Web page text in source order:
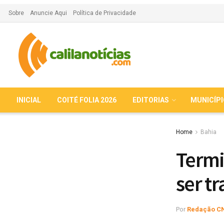
Sobre Anuncie Aqui Política de Privacidade
INICIAL COITÉ FOLIA 2026 EDITORIAS
Home Bahia
ser
Por Redação